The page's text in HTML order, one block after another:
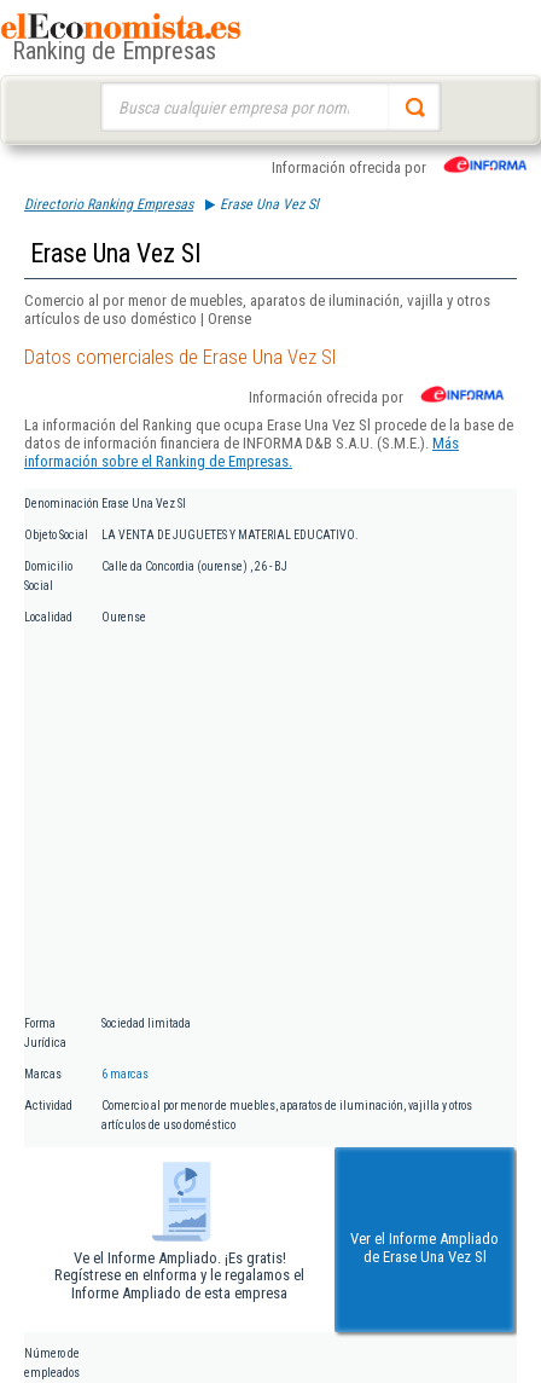
Ranking de Empresas
Información ofrecida por
Directorio Ranking Empresas Erase Una Vez Sl
Erase Una Vez Sl
Comercio al por menor de muebles, aparatos de iluminación, vajilla y otros
artículos de uso doméstico | Orense
Datos comerciales de Erase Una Vez Sl
Información ofrecida por
La información del Ranking que ocupa Erase Una Vez Sl procede de la base de
datos de información financiera de INFORMA D&B S.A.U. (S.M.E.). Más
información sobre el Ranking de Empresas.
Denominación Erase Una Vez Sl
Objeto Social LA VENTA DE JUGUETES Y MATERIAL EDUCATIVO.
Domicilio
Social
Calle da Concordia (ourense) , 26 - BJ
Localidad Ourense
Forma
Jurídica
Sociedad limitada
Marcas 6 marcas
Actividad
Comercio al por menor de muebles, aparatos de iluminación, vajilla y otros
artículos de uso doméstico
Ve el Informe Ampliado. ¡Es gratis!
Regístrese en eInforma y le regalamos el
Informe Ampliado de esta empresa
Ver el Informe Ampliado
de Erase Una Vez Sl
Número de
empleados